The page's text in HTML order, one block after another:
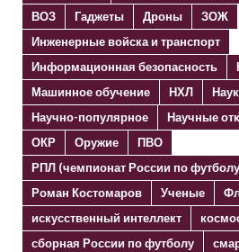
ВОЗ
Гаджеты Дроны
ЗОЖ
Инженерные войска и транспорт
Информационная безопасность
Машинное обучение
НХЛ
Научно-популярное
Научные
ОКР
Оружие
ПВО
РПЛ (чемпионат России по
Роман Костомаров
Ученые
искусственный интеллект
сборная России по футболу